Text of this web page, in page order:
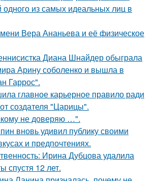
одного из самых идеальных лиц в
Вера Ананьева и её физическое
Диана Шнайдер обыграла
Арину соболенко и вышла в
Гаррос".
главное карьерное правило ради
создателя "Царицы".
не доверяю …".
вновь удивил публику своими
и предпочтениях.
Ирина Дубцова удалила
спустя 12 лет.